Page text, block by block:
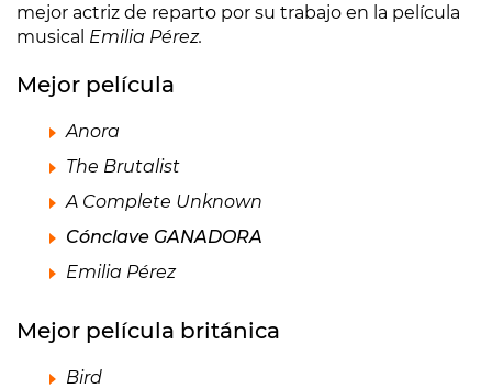
mejor actriz de reparto por su trabajo en la película
musical Emilia Pérez.
Mejor película
Anora
The Brutalist
A Complete Unknown
Cónclave GANADORA
Emilia Pérez
Mejor película británica
Bird